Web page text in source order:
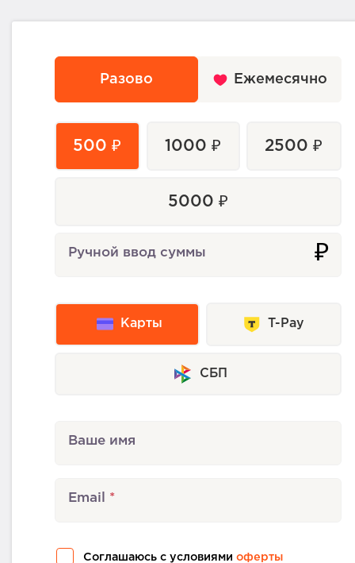
Разово Ежемесячно
500 ₽ 1000 ₽ 2500 ₽
5000 ₽
Ручной ввод суммы ₽
Карты T-Pay
СБП
Ваше имя
Email
Соглашаюсь с условиями оферты